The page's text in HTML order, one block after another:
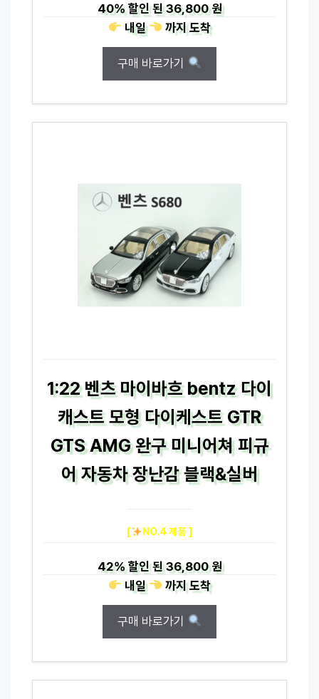
40%할인 된36,800 원
내일
까지도착
구매 바로가기
1:22 벤츠 마이바흐 bentz 다이
캐스트 모형 다이케스트 GTR
GTS AMG 완구 미니어쳐 피규
어 자동차 장난감 블랙&실버
[ NO.4 제품 ]
42%할인 된36,800 원
내일
까지도착
구매 바로가기